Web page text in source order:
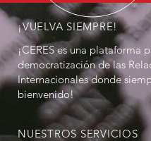
¡VUELVA SIEMPRE!
¡CERES es una plataforma
democratización de las
Internacionales donde
bienvenido!
NUESTROS SERVICIOS